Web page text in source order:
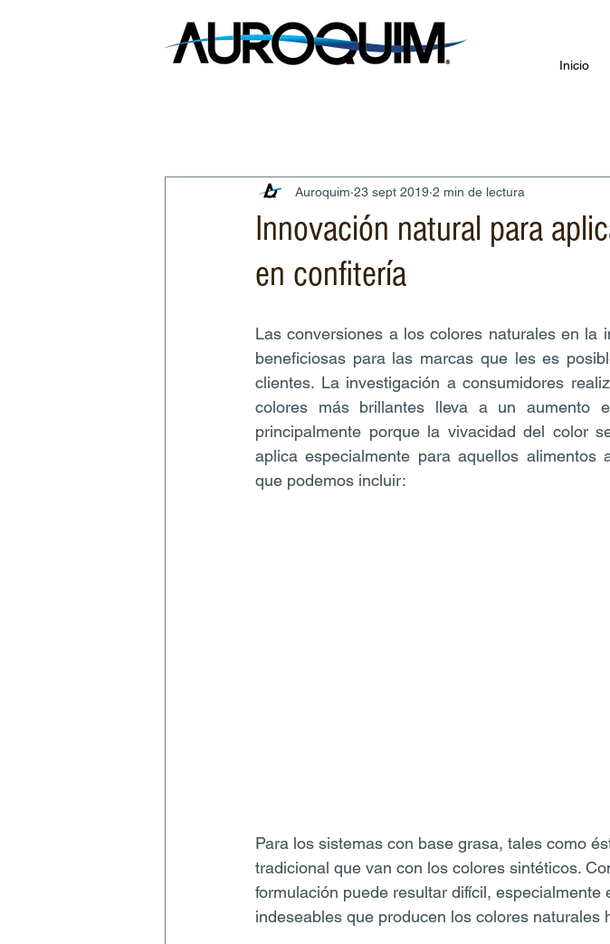
Inicio
Innovación natural para
en confitería
Auroquim 23 sept 2019 2 min de lectura
Las conversiones a los colores naturales en la
beneficiosas para las marcas que les es
clientes. La investigación a consumidores
colores más brillantes lleva a un aumento
principalmente porque la vivacidad del color
aplica especialmente para aquellos
que podemos incluir:
Para los sistemas con base grasa, tales como
tradicional que van con los colores sintéticos.
formulación puede resultar difícil,
indeseables que producen los colores naturales